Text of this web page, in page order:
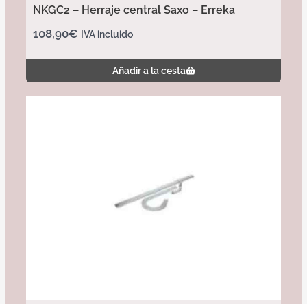
NKGC2 – Herraje central Saxo – Erreka
108,90€ IVA incluido
Añadir a la cesta